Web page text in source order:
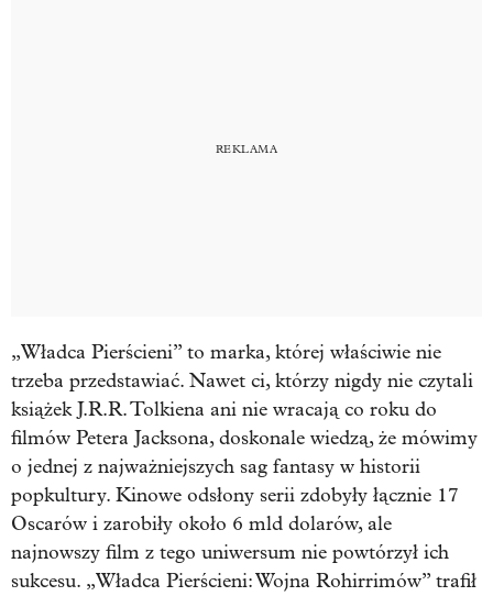
„Władca Pierścieni” to marka, której właściwie nie
trzeba przedstawiać. Nawet ci, którzy nigdy nie czytali
książek J.R.R. Tolkiena ani nie wracają co roku do
filmów Petera Jacksona, doskonale wiedzą, że mówimy
o jednej z najważniejszych sag fantasy w historii
popkultury. Kinowe odsłony serii zdobyły łącznie 17
Oscarów i zarobiły około 6 mld dolarów, ale
najnowszy film z tego uniwersum nie powtórzył ich
sukcesu. „Władca Pierścieni: Wojna Rohirrimów” trafił